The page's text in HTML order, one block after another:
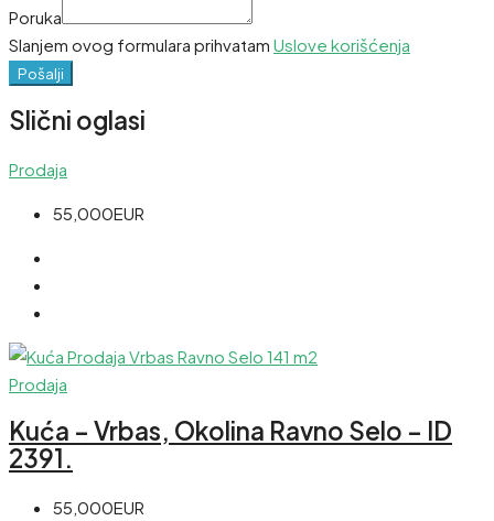
Poruka
Slanjem ovog formulara prihvatam Uslove korišćenja
Pošalji
Slični oglasi
Prodaja
55,000EUR
Prodaja
Kuća – Vrbas, Okolina Ravno Selo – ID
2391.
55,000EUR